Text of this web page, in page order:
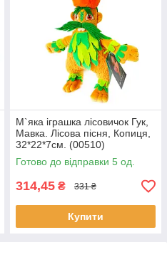
М`яка іграшка лісовичок Гук,
Мавка. Лісова пісня, Копиця,
32*22*7см. (00510)
Готово до відправки 5 од.
314,45 ₴ 331 ₴
Купити